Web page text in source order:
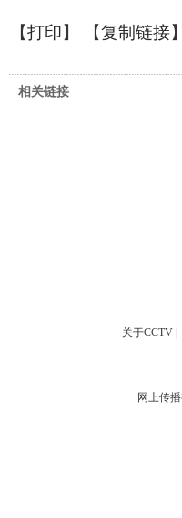
【打印】 【复制链接
相关链接
关于CCTV |
网上传